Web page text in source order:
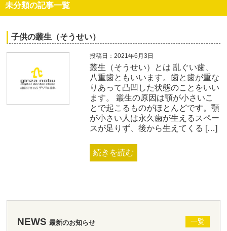
未分類の記事一覧
子供の叢生（そうせい）
投稿日：2021年6月3日
叢生（そうせい）とは 乱ぐい歯、
八重歯ともいいます。歯と歯が重な
りあって凸凹した状態のことをいい
ます。 叢生の原因は顎が小さいこ
とで起こるものがほとんどです。顎
が小さい人は永久歯が生えるスペー
スが足りず、後から生えてくる […]
続きを読む
NEWS 最新のお知らせ 一覧